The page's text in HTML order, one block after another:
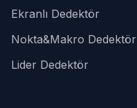
Ekranlı Dedektör
Nokta&Makro Dedektör
Lider Dedektör